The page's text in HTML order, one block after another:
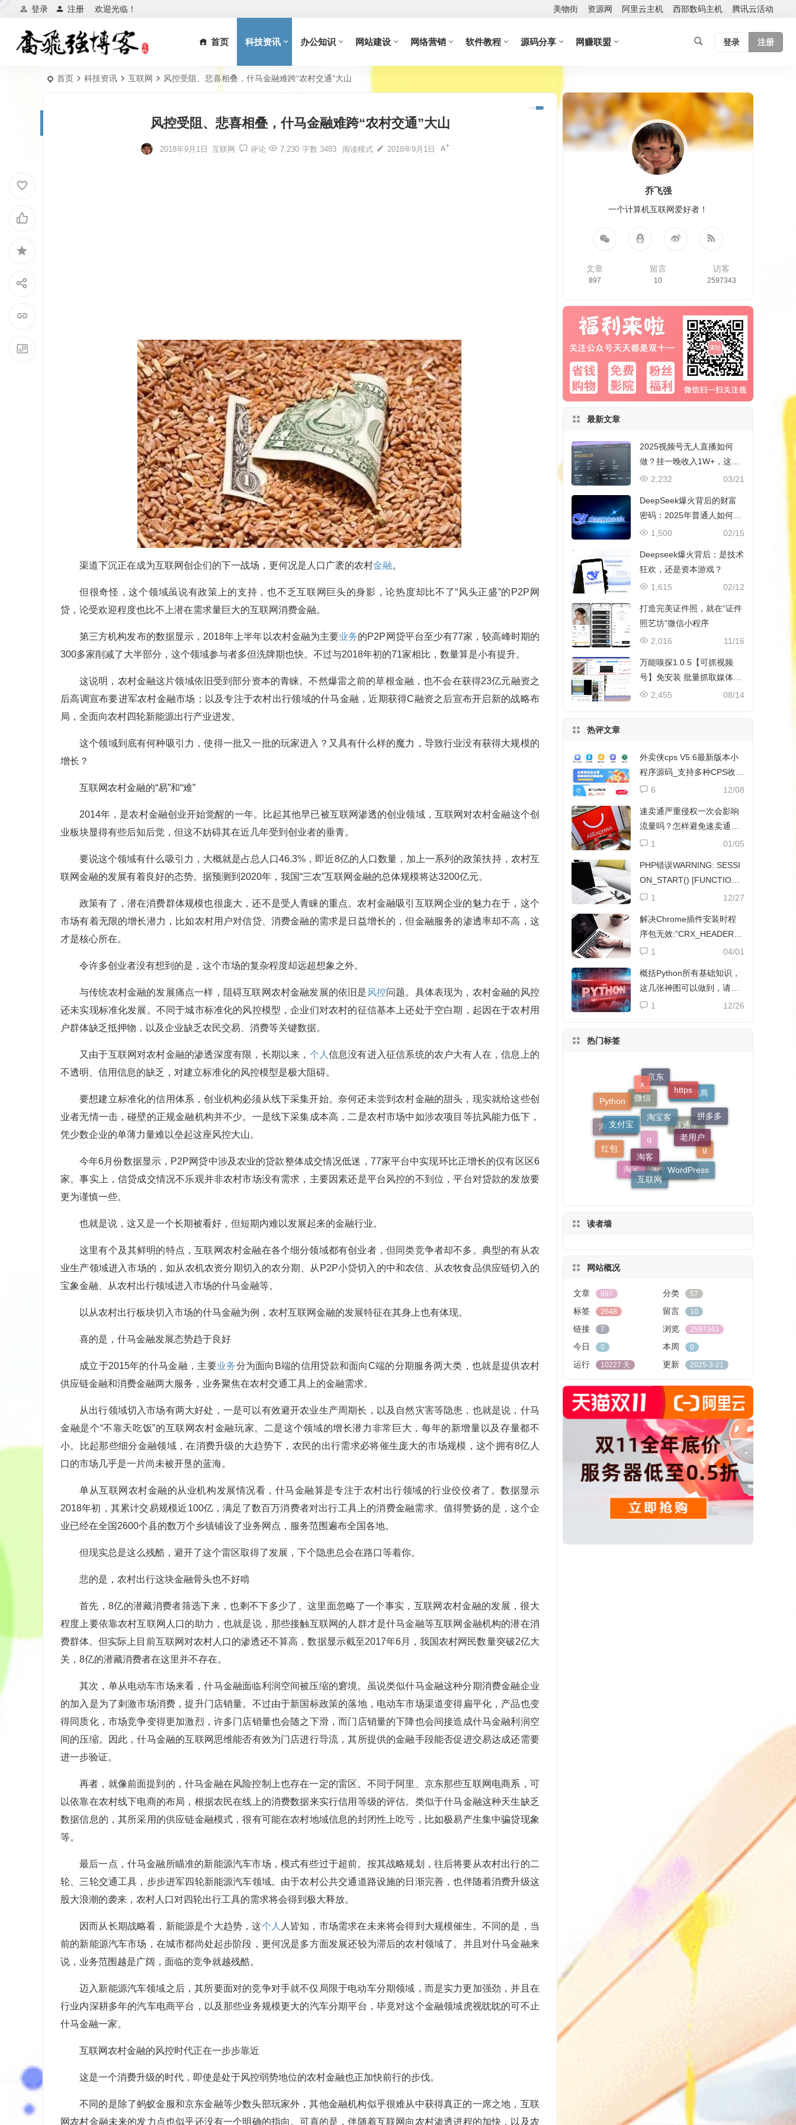
欢迎光临！
登录 注册 美物街 资源网 阿里云主机 西部数码主机 腾讯云活动
首页 科技资讯 办公知识 网站建设 网络营销 软件教程 源码分享 网赚联盟 登录 注册
首页 科技资讯 互联网 风控受阻、悲喜相叠，什马金融难跨“农村交通”大山
风控受阻、悲喜相叠，什马金融难跨“农村交通”大山
2018年9月1日 互联网 评论 7,230 字数 3483 阅读模式 2018年9月1日
渠道下沉正在成为互联网创企们的下一战场，更何况是人口广袤的农村金融。
但很奇怪，这个领域虽说有政策上的支持，也不乏互联网巨头的身影，论热度却比不了“风头正盛”的P2P网
贷，论受欢迎程度也比不上潜在需求量巨大的互联网消费金融。
第三方机构发布的数据显示，2018年上半年以农村金融为主要业务的P2P网贷平台至少有77家，较高峰时期的
300多家削减了大半部分，这个领域参与者多但洗牌期也快。不过与2018年初的71家相比，数量算是小有提升。
这说明，农村金融这片领域依旧受到部分资本的青睐。不然爆雷之前的草根金融，也不会在获得23亿元融资之
后高调宣布要进军农村金融市场；以及专注于农村出行领域的什马金融，近期获得C融资之后宣布开启新的战略布
局，全面向农村四轮新能源出行产业进发。
这个领域到底有何种吸引力，使得一批又一批的玩家进入？又具有什么样的魔力，导致行业没有获得大规模的
增长？
互联网农村金融的“易”和“难”
2014年，是农村金融创业开始觉醒的一年。比起其他早已被互联网渗透的创业领域，互联网对农村金融这个创
业板块显得有些后知后觉，但这不妨碍其在近几年受到创业者的垂青。
要说这个领域有什么吸引力，大概就是占总人口46.3%，即近8亿的人口数量，加上一系列的政策扶持，农村互
联网金融的发展有着良好的态势。据预测到2020年，我国“三农”互联网金融的总体规模将达3200亿元。
政策有了，潜在消费群体规模也很庞大，还不是受人青睐的重点。农村金融吸引互联网企业的魅力在于，这个
市场有着无限的增长潜力，比如农村用户对信贷、消费金融的需求是日益增长的，但金融服务的渗透率却不高，这
才是核心所在。
令许多创业者没有想到的是，这个市场的复杂程度却远超想象之外。
与传统农村金融的发展痛点一样，阻碍互联网农村金融发展的依旧是 风控问题。具体表现为，农村金融的风控
还未实现标准化发展。不同于城市标准化的风控模型，企业们对农村的征信基本上还处于空白期，起因在于农村用
户群体缺乏抵押物，以及企业缺乏农民交易、消费等关键数据。
又由于互联网对农村金融的渗透深度有限，长期以来， 个人 信息没有进入征信系统的农户大有人在，信息上的
不透明、信用信息的缺乏，对建立标准化的风控模型是极大阻碍。
要想建立标准化的信用体系，创业机构必须从线下采集开始。奈何还未尝到农村金融的甜头，现实就给这些创
业者无情一击，碰壁的正规金融机构并不少。一是线下采集成本高，二是农村市场中如涉农项目等抗风能力低下，
凭少数企业的单薄力量难以垒起这座风控大山。
今年6月份数据显示，P2P网贷中涉及农业的贷款整体成交情况低迷，77家平台中实现环比正增长的仅有区区6
家。事实上，信贷成交情况不乐观并非农村市场没有需求，主要因素还是平台风控的不到位，平台对贷款的发放要
更为谨慎一些。
也就是说，这又是一个长期被看好，但短期内难以发展起来的金融行业。
这里有个及其鲜明的特点，互联网农村金融在各个细分领域都有创业者，但同类竞争者却不多。典型的有从农
业生产领域进入市场的，如从农机农资分期切入的农分期、从P2P小贷切入的中和农信、从农牧食品供应链切入的
宝象金融、从农村出行领域进入市场的什马金融等。
以从农村出行板块切入市场的什马金融为例，农村互联网金融的发展特征在其身上也有体现。
喜的是，什马金融发展态势趋于良好
成立于2015年的什马金融，主要业务分为面向B端的信用贷款和面向C端的分期服务两大类，也就是提供农村
供应链金融和消费金融两大服务，业务聚焦在农村交通工具上的金融需求。
从出行领域切入市场有两大好处，一是可以有效避开农业生产周期长，以及自然灾害等隐患，也就是说，什马
金融是个“不靠天吃饭”的互联网农村金融玩家。二是这个领域的增长潜力非常巨大，每年的新增量以及存量都不
小。比起那些细分金融领域，在消费升级的大趋势下，农民的出行需求必将催生庞大的市场规模，这个拥有8亿人
口的市场几乎是一片尚未被开垦的蓝海。
单从互联网农村金融的从业机构发展情况看，什马金融算是专注于农村出行领域的行业佼佼者了。数据显示
2018年初，其累计交易规模近100亿，满足了数百万消费者对出行工具上的消费金融需求。值得赞扬的是，这个企
业已经在全国2600个县的数万个乡镇铺设了业务网点，服务范围遍布全国各地。
但现实总是这么残酷，避开了这个雷区取得了发展，下个隐患总会在路口等着你。
悲的是，农村出行这块金融骨头也不好啃
首先，8亿的潜藏消费者筛选下来，也剩不下多少了。这里面忽略了一个事实，互联网农村金融的发展，很大
程度上要依靠农村互联网人口的助力，也就是说，那些接触互联网的人群才是什马金融等互联网金融机构的潜在消
费群体。但实际上目前互联网对农村人口的渗透还不算高，数据显示截至2017年6月，我国农村网民数量突破2亿大
关，8亿的潜藏消费者在这里并不存在。
其次，单从电动车市场来看，什马金融面临利润空间被压缩的窘境。虽说类似什马金融这种分期消费金融企业
的加入是为了刺激市场消费，提升门店销量。不过由于新国标政策的落地，电动车市场渠道变得扁平化，产品也变
得同质化，市场竞争变得更加激烈，许多门店销量也会随之下滑，而门店销量的下降也会间接造成什马金融利润空
间的压缩。因此，什马金融的互联网思维能否有效为门店进行导流，其所提供的金融手段能否促进交易达成还需要
进一步验证。
再者，就像前面提到的，什马金融在风险控制上也存在一定的雷区。不同于阿里、京东那些互联网电商系，可
以依靠在农村线下电商的布局，根据农民在线上的消费数据来实行信用等级的评估。类似于什马金融这种天生缺乏
数据信息的，其所采用的供应链金融模式，很有可能在农村地域信息的封闭性上吃亏，比如极易产生集中骗贷现象
等。
最后一点，什马金融所瞄准的新能源汽车市场，模式有些过于超前。按其战略规划，往后将要从农村出行的二
轮、三轮交通工具，步步进军四轮新能源汽车领域。由于农村公共交通道路设施的日渐完善，也伴随着消费升级这
股大浪潮的袭来，农村人口对四轮出行工具的需求将会得到极大释放。
因而从长期战略看，新能源是个大趋势，这个人 人皆知，市场需求在未来将会得到大规模催生。不同的是，当
前的新能源汽车市场，在城市都尚处起步阶段，更何况是多方面发展还较为滞后的农村领域了。并且对什马金融来
说，业务范围越是广阔，面临的竞争就越残酷。
迈入新能源汽车领域之后，其所要面对的竞争对手就不仅局限于电动车分期领域，而是实力更加强劲，并且在
行业内深耕多年的汽车电商平台，以及那些业务规模更大的汽车分期平台，毕竟对这个金融领域虎视眈眈的可不止
什马金融一家。
互联网农村金融的风控时代正在一步步靠近
这是一个消费升级的时代，即使是处于风控弱势地位的农村金融也正加快前行的步伐。
不同的是除了蚂蚁金服和京东金融等少数头部玩家外，其他金融机构似乎很难从中获得真正的一席之地，互联
网农村金融未来的发力点也似乎还没有一个明确的指向。可喜的是，伴随着互联网向农村渗透进程的加快，以及农
乔飞强
一个计算机互联网爱好者！
文章
897
留言
10
访客
2597343
最新文章
2025视频号无人直播如何
做？挂一晚收入1W+，这份
教程，小白可做~
03/21
2,232
DeepSeek爆火背后的财富
密码：2025年普通人如何抓
住AI创业风口？
02/15
1,500
Deepseek爆火背后：是技术
狂欢，还是资本游戏？
02/12
1,615
打造完美证件照，就在“证件
照艺坊”微信小程序
11/16
2,016
万能嗅探1.0.5【可抓视频
号】免安装 批量抓取媒体文
件
08/14
2,455
热评文章
外卖侠cps V5.6最新版本小
程序源码_支持多种CPS收益
和流量主收益
12/08
6
速卖通严重侵权一次会影响
流量吗？怎样避免速卖通侵
权？
01/05
1
PHP错误WARNING: SESSI
ON_START() [FUNCTION.
SESSION-START]解决方法
12/27
1
解决Chrome插件安装时程
序包无效:”CRX_HEADER_I
NVALID”
04/01
1
概括Python所有基础知识，
这几张神图可以做到，请收
下
12/26
1
热门标签
微信
京东
跨境电商
直通车
q
淘宝新店
Python
x https
拼多多
g
淘宝直通车
淘宝
红包
支付宝
淘宝客
老用户
WordPress
互联网
淘客
读者墙
网站概况
文章 897 分类 57
标签 2648 留言 10
链接 7 浏览 2597343
今日 0 本周 0
运行 10227 天 更新 2025-3-21